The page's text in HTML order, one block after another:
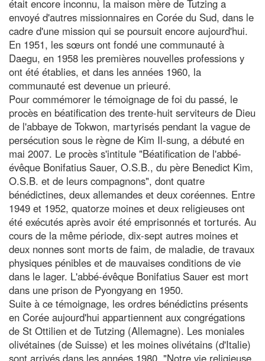
était encore inconnu, la maison mère de Tutzing a
envoyé d'autres missionnaires en Corée du Sud, dans le
cadre d'une mission qui se poursuit encore aujourd'hui.
En 1951, les sœurs ont fondé une communauté à
Daegu, en 1958 les premières nouvelles professions y
ont été établies, et dans les années 1960, la
communauté est devenue un prieuré.
Pour commémorer le témoignage de foi du passé, le
procès en béatification des trente-huit serviteurs de Dieu
de l'abbaye de Tokwon, martyrisés pendant la vague de
persécution sous le règne de Kim Il-sung, a débuté en
mai 2007. Le procès s'intitule "Béatification de l'abbé-
évêque Bonifatius Sauer, O.S.B., du père Benedict Kim,
O.S.B. et de leurs compagnons", dont quatre
bénédictines, deux allemandes et deux coréennes. Entre
1949 et 1952, quatorze moines et deux religieuses ont
été exécutés après avoir été emprisonnés et torturés. Au
cours de la même période, dix-sept autres moines et
deux nonnes sont morts de faim, de maladie, de travaux
physiques pénibles et de mauvaises conditions de vie
dans le lager. L'abbé-évêque Bonifatius Sauer est mort
dans une prison de Pyongyang en 1950.
Suite à ce témoignage, les ordres bénédictins présents
en Corée aujourd'hui appartiennent aux congrégations
de St Ottilien et de Tutzing (Allemagne). Les moniales
olivétaines (de Suisse) et les moines olivétains (d'Italie)
sont arrivés dans les années 1980. "Notre vie religieuse,